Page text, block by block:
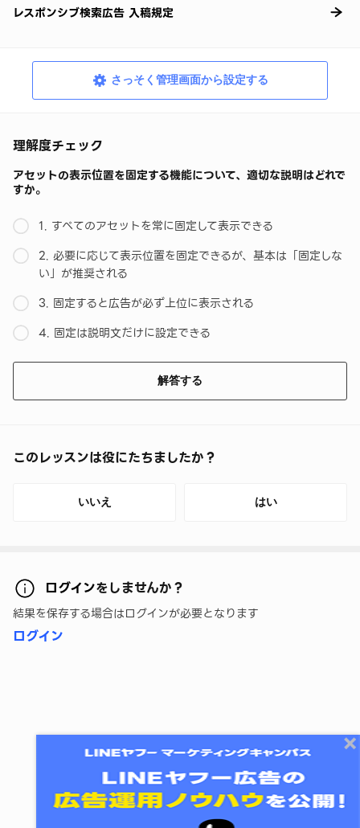
レスポンシブ検索広告 入稿規定
さっそく管理画面から設定する
理解度チェック
アセットの表示位置を固定する機能について、適切な説明はどれで
すか。
1. すべてのアセットを常に固定して表示できる
2. 必要に応じて表示位置を固定できるが、基本は「固定しな
い」が推奨される
3. 固定すると広告が必ず上位に表示される
4. 固定は説明文だけに設定できる
解答する
このレッスンは役にたちましたか？
いいえ はい
ログインをしませんか？
結果を保存する場合はログインが必要となります
ログイン